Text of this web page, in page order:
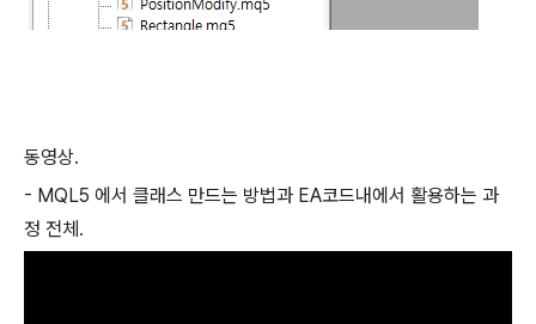
동영상.
- MQL5 에서 클래스 만드는 방법과 EA코드내에서 활용하는 과
정 전체.